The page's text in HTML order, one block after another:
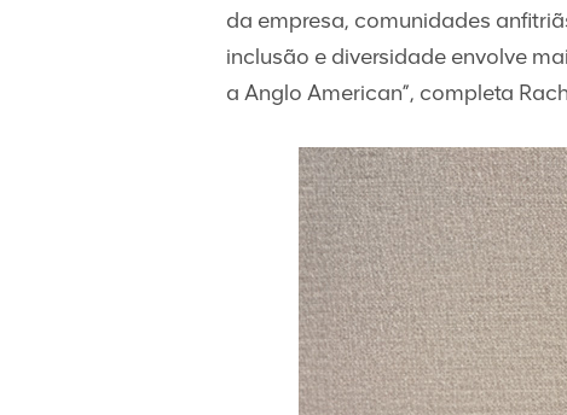
da empresa, comunidades
inclusão e diversidade envolve
a Anglo American”, completa